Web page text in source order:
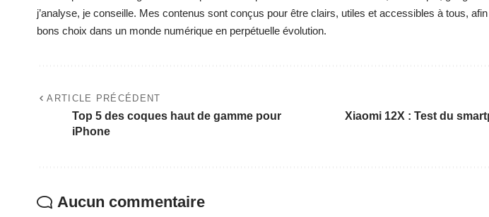
j’analyse, je conseille. Mes contenus sont conçus pour être clairs, utiles et accessibles à tous,
bons choix dans un monde numérique en perpétuelle évolution.
ARTICLE PRÉCÉDENT
Top 5 des coques haut de gamme pour
iPhone
Xiaomi 12X : Test du
Aucun commentaire